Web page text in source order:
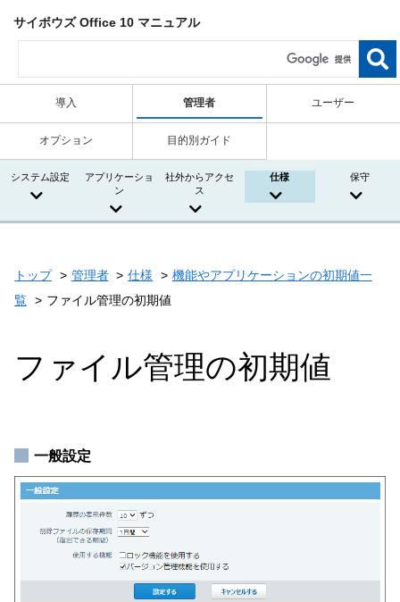
サイボウズ Office 10 マニュアル
導入 管理者 ユーザー
オプション 目的別ガイド
システム設定
アプリケーショ
ン
社外からアクセ
ス
仕様 保守
トップ 管理者 仕様
機能やアプリケーションの初期値一
覧
ファイル管理の初期値
ファイル管理の初期値
一般設定